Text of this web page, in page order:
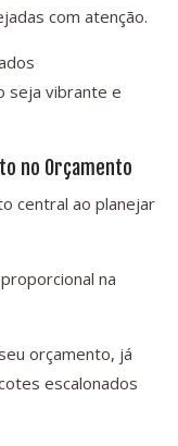
com atenção.
seja vibrante e
no Orçamento
central ao planejar
na
orçamento, já
escalonados